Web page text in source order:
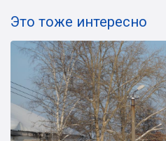
Это тоже интересно